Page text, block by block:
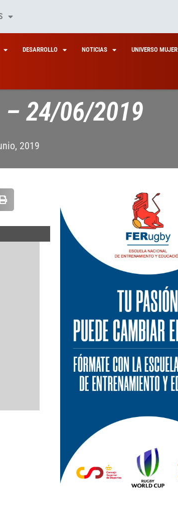
DESARROLLO NOTICIAS UNIVERSO MUJER
– 24/06/2019
2019